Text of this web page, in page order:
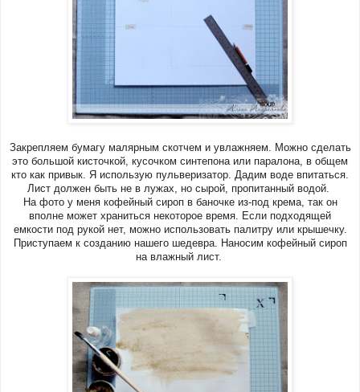
Закрепляем бумагу малярным скотчем и увлажняем. Можно сделать
это большой кисточкой, кусочком синтепона или паралона, в общем
кто как привык. Я использую пульверизатор. Дадим воде впитаться.
Лист должен быть не в лужах, но сырой, пропитанный водой.
На фото у меня кофейный сироп в баночке из-под крема, так он
вполне может храниться некоторое время. Если подходящей
емкости под рукой нет, можно использовать палитру или крышечку.
Приступаем к созданию нашего шедевра. Наносим кофейный сироп
на влажный лист.